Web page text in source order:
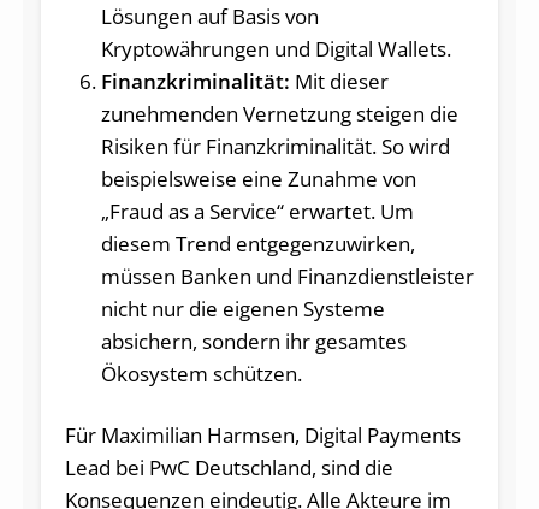
Lösungen auf Basis von
Kryptowährungen und Digital Wallets.
Finanzkriminalität: Mit dieser
zunehmenden Vernetzung steigen die
Risiken für Finanzkriminalität. So wird
beispielsweise eine Zunahme von
„Fraud as a Service“ erwartet. Um
diesem Trend entgegenzuwirken,
müssen Banken und Finanzdienstleister
nicht nur die eigenen Systeme
absichern, sondern ihr gesamtes
Ökosystem schützen.
Für Maximilian Harmsen, Digital Payments
Lead bei PwC Deutschland, sind die
Konsequenzen eindeutig. Alle Akteure im